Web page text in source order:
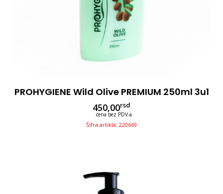
PROHYGIENE Wild Olive PREMIUM 250ml 3u1
450,00rsd
cena bez PDV-a
Šifra artikla: 220669